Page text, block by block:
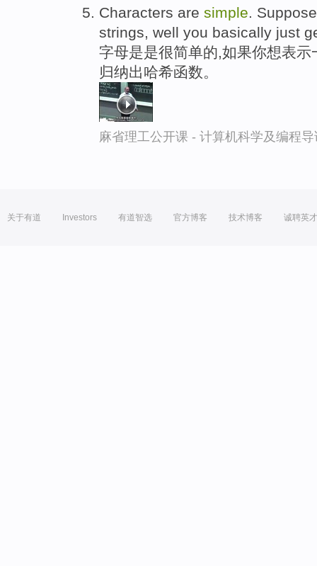
Characters are simple.
strings, well you basically just
字母是是很简单的,如果你想表
归纳出哈希函数。
麻省理工公开课 - 计算机科学及编程
关于有道 Investors 有道智选 官方博客 技术博客 诚聘英才